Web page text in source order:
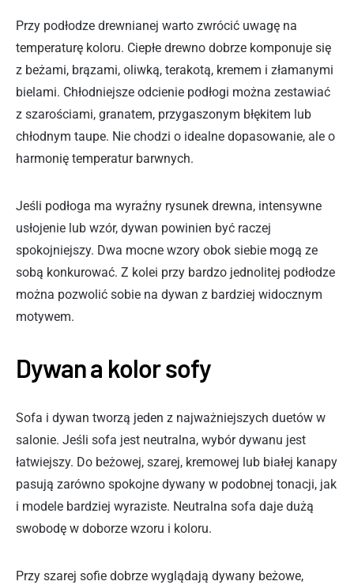
Przy podłodze drewnianej warto zwrócić uwagę na
temperaturę koloru. Ciepłe drewno dobrze komponuje się
z beżami, brązami, oliwką, terakotą, kremem i złamanymi
bielami. Chłodniejsze odcienie podłogi można zestawiać
z szarościami, granatem, przygaszonym błękitem lub
chłodnym taupe. Nie chodzi o idealne dopasowanie, ale o
harmonię temperatur barwnych.
Jeśli podłoga ma wyraźny rysunek drewna, intensywne
usłojenie lub wzór, dywan powinien być raczej
spokojniejszy. Dwa mocne wzory obok siebie mogą ze
sobą konkurować. Z kolei przy bardzo jednolitej podłodze
można pozwolić sobie na dywan z bardziej widocznym
motywem.
Dywan a kolor sofy
Sofa i dywan tworzą jeden z najważniejszych duetów w
salonie. Jeśli sofa jest neutralna, wybór dywanu jest
łatwiejszy. Do beżowej, szarej, kremowej lub białej kanapy
pasują zarówno spokojne dywany w podobnej tonacji, jak
i modele bardziej wyraziste. Neutralna sofa daje dużą
swobodę w doborze wzoru i koloru.
Przy szarej sofie dobrze wyglądają dywany beżowe,